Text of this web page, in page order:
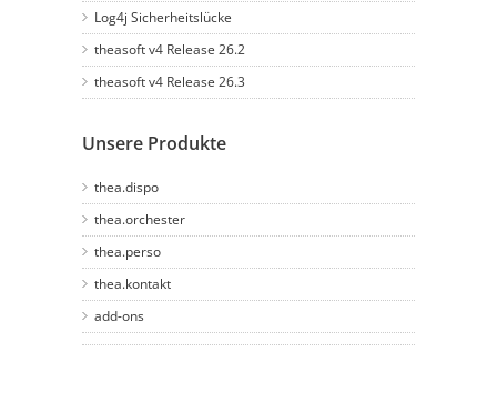
Log4j Sicherheitslücke
theasoft v4 Release 26.2
theasoft v4 Release 26.3
Unsere Produkte
thea.dispo
thea.orchester
thea.perso
thea.kontakt
add-ons